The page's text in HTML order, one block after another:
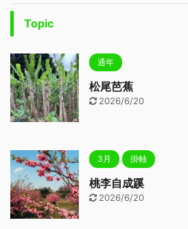
Topic
通年
松尾芭蕉
2026/6/20
3月 掛軸
桃李自成蹊
2026/6/20